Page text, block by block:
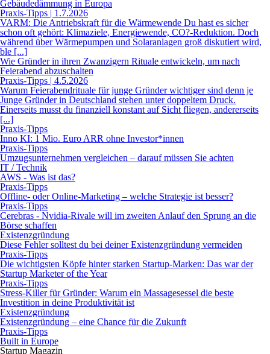
Gebäudedämmung in Europa
Praxis-Tipps | 1.7.2026
VARM: Die Antriebskraft für die Wärmewende Du hast es sicher
schon oft gehört: Klimaziele, Energiewende, CO?-Reduktion. Doch
während über Wärmepumpen und Solaranlagen groß diskutiert wird,
ble [...]
Wie Gründer in ihren Zwanzigern Rituale entwickeln, um nach
Feierabend abzuschalten
Praxis-Tipps | 4.5.2026
Warum Feierabendrituale für junge Gründer wichtiger sind denn je
Junge Gründer in Deutschland stehen unter doppeltem Druck.
Einerseits musst du finanziell konstant auf Sicht fliegen, andererseits
[...]
Praxis-Tipps
Inno KI: 1 Mio. Euro ARR ohne Investor*innen
Praxis-Tipps
Umzugsunternehmen vergleichen – darauf müssen Sie achten
IT / Technik
AWS - Was ist das?
Praxis-Tipps
Offline- oder Online-Marketing – welche Strategie ist besser?
Praxis-Tipps
Cerebras - Nvidia-Rivale will im zweiten Anlauf den Sprung an die
Börse schaffen
Existenzgründung
Diese Fehler solltest du bei deiner Existenzgründung vermeiden
Praxis-Tipps
Die wichtigsten Köpfe hinter starken Startup-Marken: Das war der
Startup Marketer of the Year
Praxis-Tipps
Stress-Killer für Gründer: Warum ein Massagesessel die beste
Investition in deine Produktivität ist
Existenzgründung
Existenzgründung – eine Chance für die Zukunft
Praxis-Tipps
Built in Europe
Startup Magazin